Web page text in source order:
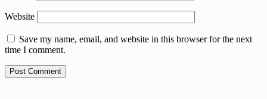
Website
Save my name, email, and website in this browser for the next
time I comment.